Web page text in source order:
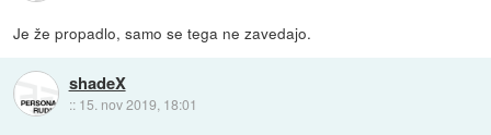
Je že propadlo, samo se tega ne zavedajo.
shadeX
:: 15. nov 2019, 18:01